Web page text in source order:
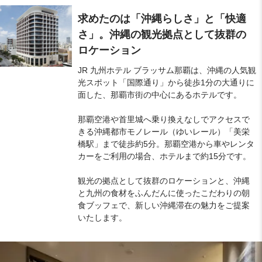
求めたのは「沖縄らしさ」と「快適
さ」。沖縄の観光拠点として抜群の
ロケーション
JR 九州ホテル ブラッサム那覇は、沖縄の人気観
光スポット「国際通り」から徒歩1分の大通りに
面した、那覇市街の中心にあるホテルです。
那覇空港や首里城へ乗り換えなしでアクセスで
きる沖縄都市モノレール（ゆいレール）「美栄
橋駅」まで徒歩約5分。那覇空港から車やレンタ
カーをご利用の場合、ホテルまで約15分です。
観光の拠点として抜群のロケーションと、沖縄
と九州の食材をふんだんに使ったこだわりの朝
食ブッフェで、新しい沖縄滞在の魅力をご提案
いたします。